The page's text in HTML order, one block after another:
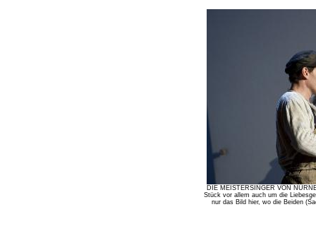
DIE MEISTERSINGER VON
Stück vor allem auch um die
nur das Bild hier, wo die Beiden